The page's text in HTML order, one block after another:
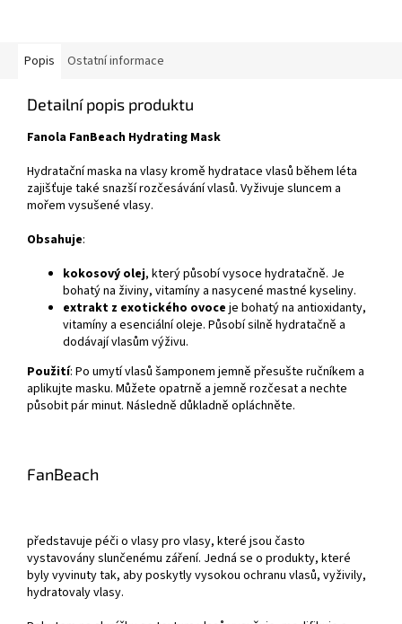
Popis Ostatní informace
Detailní popis produktu
Fanola FanBeach Hydrating Mask
Hydratační maska ​​na vlasy kromě hydratace vlasů během léta
zajišťuje také snazší rozčesávání vlasů. Vyživuje sluncem a
mořem vysušené vlasy.
Obsahuje:
kokosový olej, který působí vysoce hydratačně. Je
bohatý na živiny, vitamíny a nasycené mastné kyseliny.
extrakt z exotického ovoce je bohatý na antioxidanty,
vitamíny a esenciální oleje. Působí silně hydratačně a
dodávají vlasům výživu.
Použití: Po umytí vlasů šamponem jemně přesušte ručníkem a
aplikujte masku. Můžete opatrně a jemně rozčesat a nechte
působit pár minut. Následně důkladně opláchněte.
FanBeach
představuje péči o vlasy pro vlasy, které jsou často
vystavovány slunčenému záření. Jedná se o produkty, které
byly vyvinuty tak, aby poskytly vysokou ochranu vlasů, vyživily,
hydratovaly vlasy.